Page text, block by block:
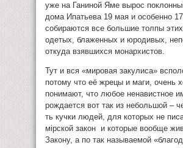
уже на Ганиной Яме вырос
дома Ипатьева 19 мая и особенно
собираются все большие толпы
одетых, блаженных и юродивых,
откуда взявшихся монархистов.
Тут и вся «мировая закулиса»
потому что её жрецы и маги, очень
понимают, что любое ненавистное
рождается вот так из небольшой –
ть кучки людей, для которых не
мiрской закон и которые вообще
Закону, а по так называемой